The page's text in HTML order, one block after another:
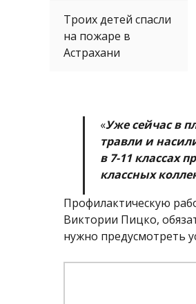
Троих детей спасли
на пожаре в
Астрахани
«Уже сейчас в
травли и
в 7-11 классах
классных
Профилактическую
Виктории Пицко,
нужно предусмотреть